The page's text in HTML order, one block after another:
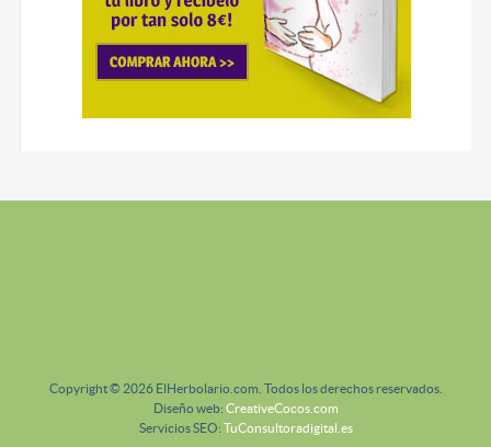
Copyright © 2026 ElHerbolario.com. Todos los derechos reservados.
Diseño web: CreativeCocos.com
Servicios SEO: TuConsultoradigital.es